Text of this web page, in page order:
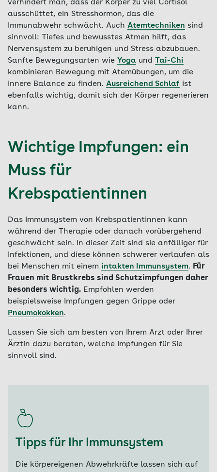
verhindert man, dass der Körper zu viel Cortisol
ausschüttet, ein Stresshormon, das die
Immunabwehr schwächt. Auch Atemtechniken sind
sinnvoll: Tiefes und bewusstes Atmen hilft, das
Nervensystem zu beruhigen und Stress abzubauen.
Sanfte Bewegungsarten wie Yoga und Tai-Chi
kombinieren Bewegung mit Atemübungen, um die
innere Balance zu finden. Ausreichend Schlaf ist
ebenfalls wichtig, damit sich der Körper regenerieren
kann.
Wichtige Impfungen: ein
Muss für
Krebspatientinnen
Das Immunsystem von Krebspatientinnen kann
während der Therapie oder danach vorübergehend
geschwächt sein. In dieser Zeit sind sie anfälliger für
Infektionen, und diese können schwerer verlaufen als
bei Menschen mit einem intakten Immunsystem. Für
Frauen mit Brustkrebs sind Schutzimpfungen daher
besonders wichtig. Empfohlen werden
beispielsweise Impfungen gegen Grippe oder
Pneumokokken.
Lassen Sie sich am besten von Ihrem Arzt oder Ihrer
Ärztin dazu beraten, welche Impfungen für Sie
sinnvoll sind.
Tipps für Ihr Immunsystem
Die körpereigenen Abwehrkräfte lassen sich auf